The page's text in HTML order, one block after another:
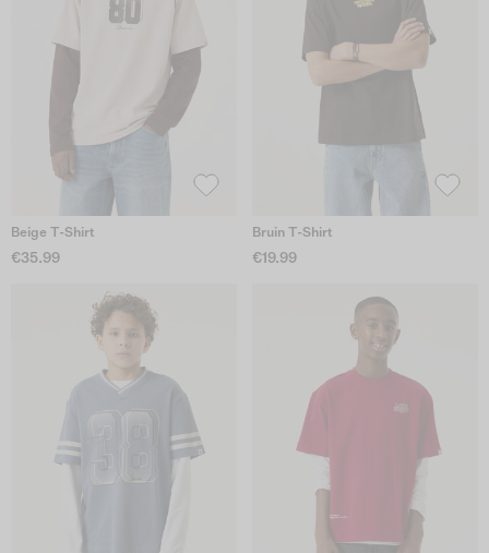
Beige T-Shirt
€35.99
Bruin T-Shirt
€19.99